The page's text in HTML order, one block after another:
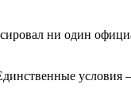
ни один